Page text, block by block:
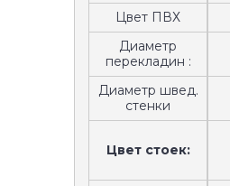
Цвет ПВХ
Диаметр
перекладин :
Диаметр швед.
стенки
Цвет стоек: